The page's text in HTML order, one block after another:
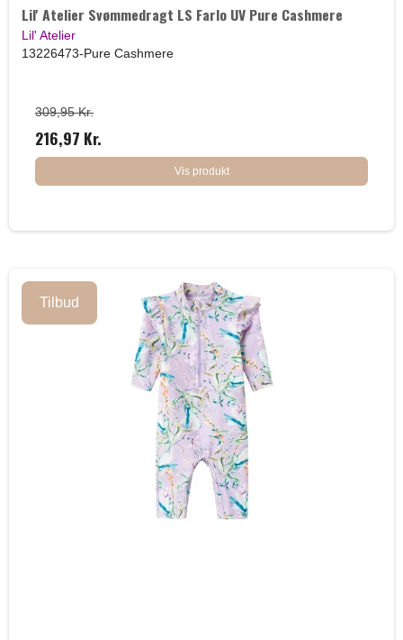
Lil' Atelier Svømmedragt LS Farlo UV Pure Cashmere
Lil' Atelier
13226473-Pure Cashmere
309,95 Kr.
216,97 Kr.
Vis produkt
Tilbud